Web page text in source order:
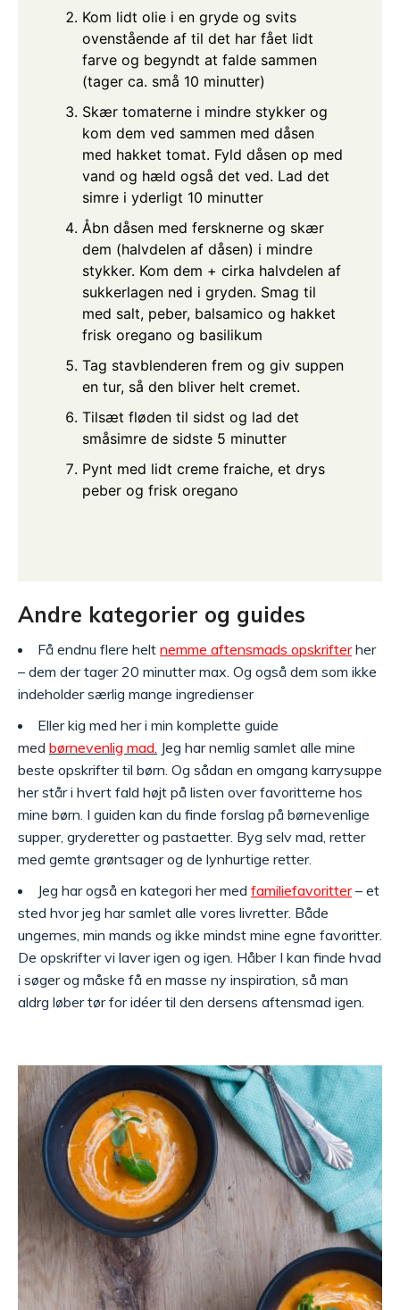
Kom lidt olie i en gryde og svits
ovenstående af til det har fået lidt
farve og begyndt at falde sammen
(tager ca. små 10 minutter)
Skær tomaterne i mindre stykker og
kom dem ved sammen med dåsen
med hakket tomat. Fyld dåsen op med
vand og hæld også det ved. Lad det
simre i yderligt 10 minutter
Åbn dåsen med fersknerne og skær
dem (halvdelen af dåsen) i mindre
stykker. Kom dem + cirka halvdelen af
sukkerlagen ned i gryden. Smag til
med salt, peber, balsamico og hakket
frisk oregano og basilikum
Tag stavblenderen frem og giv suppen
en tur, så den bliver helt cremet.
Tilsæt fløden til sidst og lad det
småsimre de sidste 5 minutter
Pynt med lidt creme fraiche, et drys
peber og frisk oregano
Andre kategorier og guides
Få endnu flere helt nemme aftensmads opskrifterher
– dem der tager 20 minutter max. Og også dem som ikke
indeholder særlig mange ingredienser
Eller kig med her i min komplette guide
med børnevenlig mad Jeg har nemlig samlet alle mine
beste opskrifter til børn. Og sådan en omgang karrysuppe
her står i hvert fald højt på listen over favoritterne hos
mine børn. I guiden kan du finde forslag på børnevenlige
supper, gryderetter og pastaetter. Byg selv mad, retter
med gemte grøntsager og de lynhurtige retter.
Jeg har også en kategori her med familiefavoritter – et
sted hvor jeg har samlet alle vores livretter. Både
ungernes, min mands og ikke mindst mine egne favoritter.
De opskrifter vi laver igen og igen. Håber I kan finde hvad
i søger og måske få en masse ny inspiration, så man
aldrg løber tør for idéer til den dersens aftensmad igen.